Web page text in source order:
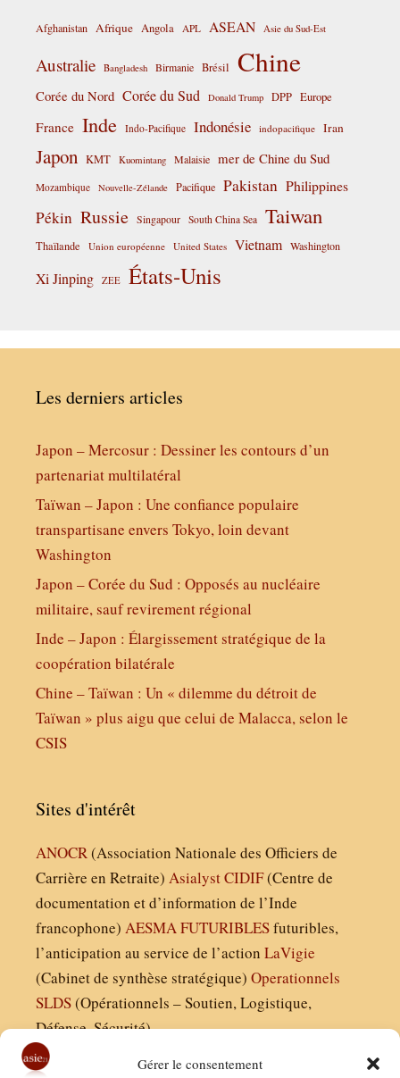
Gérer le consentement
Afghanistan Afrique Angola APL ASEAN Asie du Sud-Est
Australie Bangladesh Birmanie Brésil Chine
Corée du Nord Corée du Sud Donald Trump DPP Europe
France Inde Indo-Pacifique Indonésie indopacifique Iran
Japon KMT Kuomintang Malaisie mer de Chine du Sud
Mozambique Nouvelle-Zélande Pacifique Pakistan Philippines
Pékin Russie Singapour South China Sea Taiwan
Thaïlande Union européenne United States Vietnam Washington
Xi Jinping ZEE États-Unis
Les derniers articles
Japon – Mercosur : Dessiner les contours d’un
partenariat multilatéral
Taïwan – Japon : Une confiance populaire
transpartisane envers Tokyo, loin devant
Washington
Japon – Corée du Sud : Opposés au nucléaire
militaire, sauf revirement régional
Inde – Japon : Élargissement stratégique de la
coopération bilatérale
Chine – Taïwan : Un « dilemme du détroit de
Taïwan » plus aigu que celui de Malacca, selon le
CSIS
Sites d'intérêt
ANOCR(Association Nationale des Officiers de
Carrière en Retraite) AsialystCIDIF(Centre de
documentation et d’information de l’Inde
francophone) AESMAFUTURIBLESfuturibles,
l’anticipation au service de l’action LaVigie
(Cabinet de synthèse stratégique) Operationnels
SLDS(Opérationnels – Soutien, Logistique,
Défense, Sécurité)